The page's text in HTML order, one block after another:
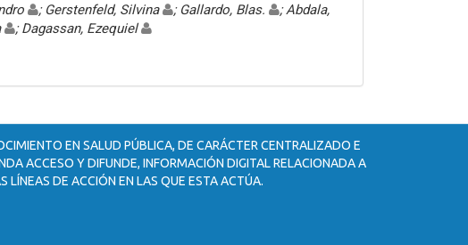
; Gerstenfeld, Silvina ; Gallardo, Blas.
; Abdala,
; Dagassan, Ezequiel
EN SALUD PÚBLICA, DE CARÁCTER CENTRALIZADO E
ACCESO Y DIFUNDE, INFORMACIÓN DIGITAL RELACIONADA A
LÍNEAS DE ACCIÓN EN LAS QUE ESTA ACTÚA.